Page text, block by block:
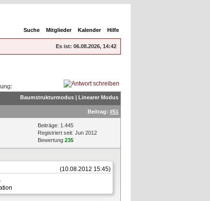
Suche Mitglieder Kalender Hilfe
Es ist: 06.08.2026, 14:42
Baumstrukturmodus | Linearer Modus
Beitrag: #51
Beiträge: 1.445
Registriert seit: Jun 2012
Bewertung 235
(10.08.2012 15:45)